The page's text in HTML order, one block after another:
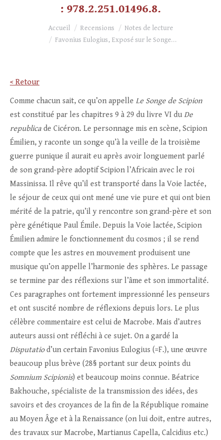
: 978.2.251.01496.8.
Vous êtes ici :Accueil Recensions
Notes de lecture
Favonius Eulogius, Exposé sur le Songe…
< Retour
Comme chacun sait, ce qu’on appelle Le Songe de Scipion
est constitué par les chapitres 9 à 29 du livre VI du De
republica de Cicéron. Le personnage mis en scène, Scipion
Émilien, y raconte un songe qu’à la veille de la troisième
guerre punique il aurait eu après avoir longuement parlé
de son grand-père adoptif Scipion l’Africain avec le roi
Massinissa. Il rêve qu’il est transporté dans la Voie lactée,
le séjour de ceux qui ont mené une vie pure et qui ont bien
mérité de la patrie, qu’il y rencontre son grand-père et son
père génétique Paul Émile. Depuis la Voie lactée, Scipion
Émilien admire le fonctionnement du cosmos ; il se rend
compte que les astres en mouvement produisent une
musique qu’on appelle l’harmonie des sphères. Le passage
se termine par des réflexions sur l’âme et son immortalité.
Ces paragraphes ont fortement impressionné les penseurs
et ont suscité nombre de réflexions depuis lors. Le plus
célèbre commentaire est celui de Macrobe. Mais d’autres
auteurs aussi ont réfléchi à ce sujet. On a gardé la
Disputatiod’un certain Favonius Eulogius (=F.), une œuvre
beaucoup plus brève (28§ portant sur deux points du
Somnium Scipionis) et beaucoup moins connue. Béatrice
Bakhouche, spécialiste de la transmission des idées, des
savoirs et des croyances de la fin de la République romaine
au Moyen Âge et à la Renaissance (on lui doit, entre autres,
des travaux sur Macrobe, Martianus Capella, Calcidius etc.)